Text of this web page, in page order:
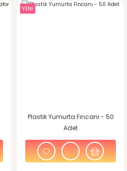
YENİ
Plastik Yumurta Fincanı - 50
Adet